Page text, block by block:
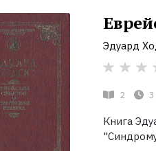
Эдуард
2 3
Книга